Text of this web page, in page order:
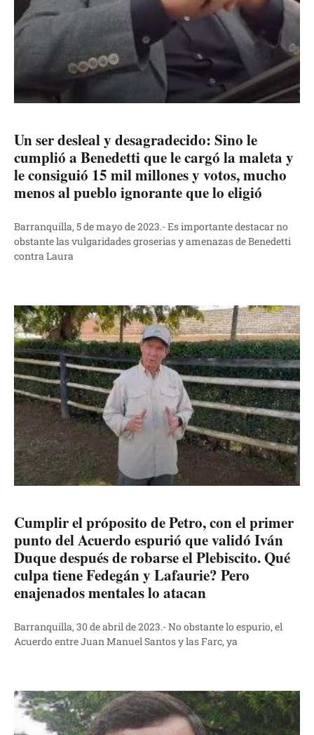
Un ser desleal y desagradecido: Sino le
cumplió a Benedetti que le cargó la maleta y
le consiguió 15 mil millones y votos, mucho
menos al pueblo ignorante que lo eligió
Barranquilla, 5 de mayo de 2023.- Es importante destacar no
obstante las vulgaridades groserias y amenazas de Benedetti
contra Laura
Cumplir el próposito de Petro, con el primer
punto del Acuerdo espurió que validó Iván
Duque después de robarse el Plebiscito. Qué
culpa tiene Fedegán y Lafaurie? Pero
enajenados mentales lo atacan
Barranquilla, 30 de abril de 2023.- No obstante lo espurio, el
Acuerdo entre Juan Manuel Santos y las Farc, ya